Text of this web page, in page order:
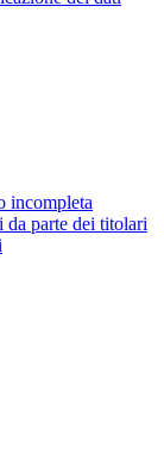
incompleta
da parte dei titolari